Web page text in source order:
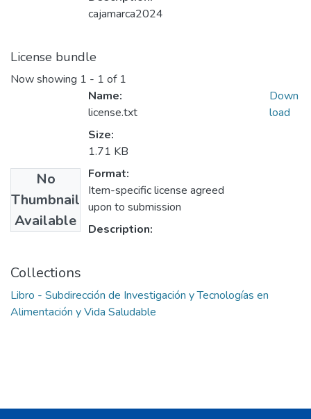
cajamarca2024
License bundle
Now showing 1 - 1 of 1
No
Thumbnail
Available
Name:
license.txt
Size:
1.71 KB
Format:
Item-specific license agreed
upon to submission
Description:
Down
load
Collections
Libro - Subdirección de Investigación y Tecnologías en
Alimentación y Vida Saludable